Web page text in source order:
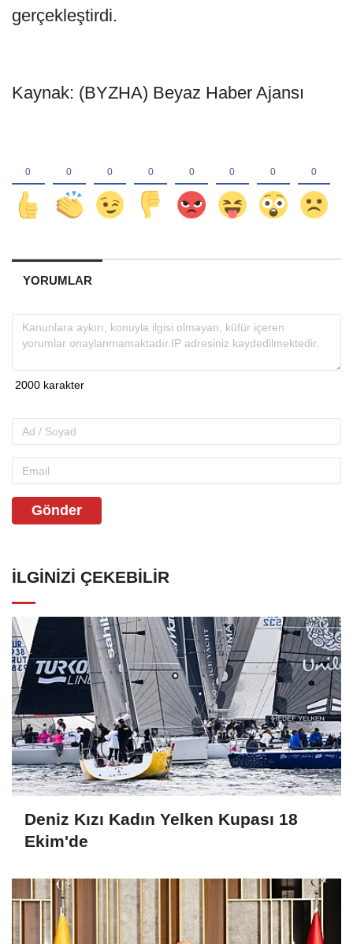
gerçekleştirdi.
Kaynak: (BYZHA) Beyaz Haber Ajansı
YORUMLAR
Gönder
İLGINIZI ÇEKEBILIR
Deniz Kızı Kadın Yelken Kupası 18
Ekim'de